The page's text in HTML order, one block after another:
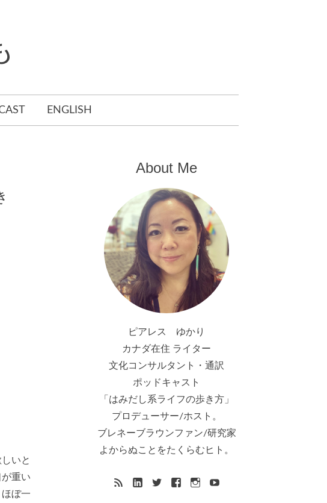
ENGLISH
いと
重い
ぼ一
About Me
ピアレス ゆかり
カナダ在住 ライター
文化コンサルタント・通訳
ポッドキャスト
「はみだし系ライフの歩き方」
プロデューサー/ホスト。
ブレネーブラウンファン/研究家
よからぬことをたくらむヒト。